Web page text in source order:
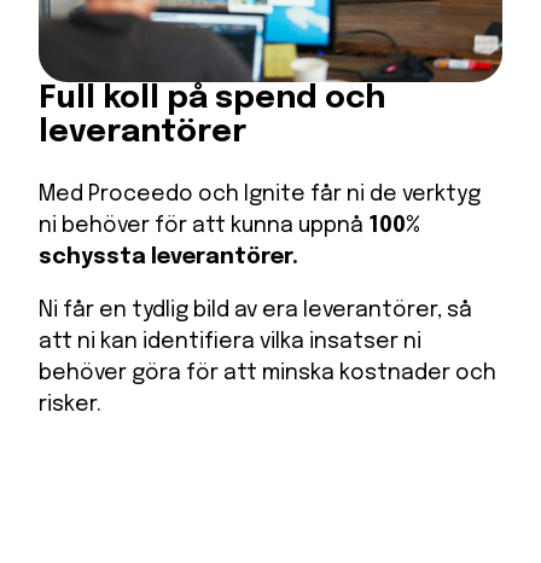
Full koll på spend och
leverantörer
Med Proceedo och Ignite får ni de verktyg
ni behöver för att kunna uppnå 100%
schyssta leverantörer.
Ni får en tydlig bild av era leverantörer, så
att ni kan identifiera vilka insatser ni
behöver göra för att minska kostnader och
risker.